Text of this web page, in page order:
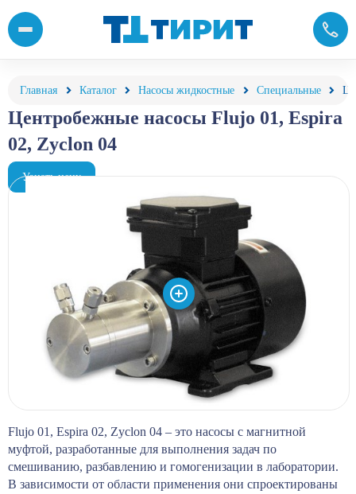
Главная Каталог Насосы жидкостные Специальные
Центробежные насосы Flujo 01, Espira
02, Zyclon 04
Узнать цену
Flujo 01, Espira 02, Zyclon 04 – это насосы с магнитной
муфтой, разработанные для выполнения задач по
смешиванию, разбавлению и гомогенизации в лаборатории.
В зависимости от области применения они спроектированы